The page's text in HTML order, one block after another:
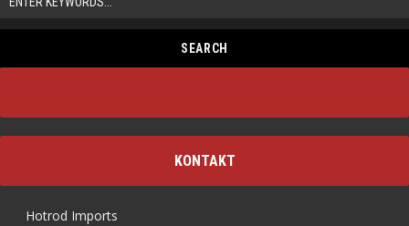
KONTAKT
Hotrod Imports